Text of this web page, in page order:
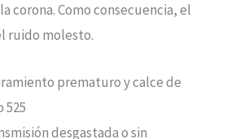
corona. Como consecuencia, el
ruido molesto.
prematuro y calce de
525
desgastada o sin